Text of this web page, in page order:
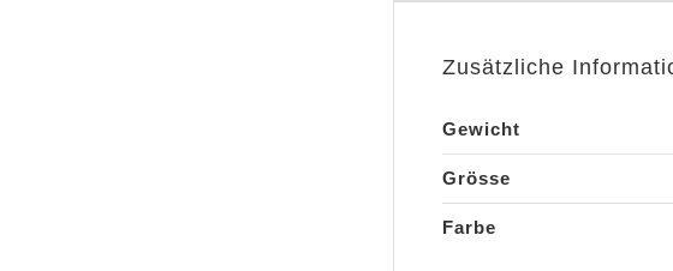
Zusätzliche
Gewicht
Grösse
Farbe